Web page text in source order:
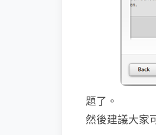
題了。
然後建議大家